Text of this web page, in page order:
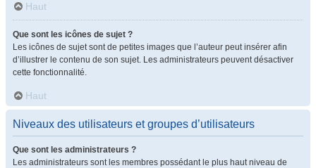
Haut
Que sont les icônes de sujet ?
Les icônes de sujet sont de petites images que l’auteur peut insérer afin
d’illustrer le contenu de son sujet. Les administrateurs peuvent désactiver
cette fonctionnalité.
Haut
Niveaux des utilisateurs et groupes d’utilisateurs
Que sont les administrateurs ?
Les administrateurs sont les membres possédant le plus haut niveau de